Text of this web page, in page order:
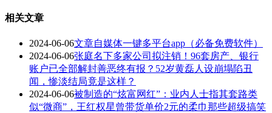
相关文章
2024-06-06文章自媒体一键多平台app（必备免费软件）
2024-06-06张庭名下多家公司拟注销！96套房产、银行
账户已全部解封善恶终有报？52岁黄磊人设崩塌陷丑
闻，惨淡结局竟是这样？
2024-06-06被制造的“炫富网红”：业内人士指其套路类
似“微商”，王红权星曾带货单价2元的柔巾那些超级搞笑